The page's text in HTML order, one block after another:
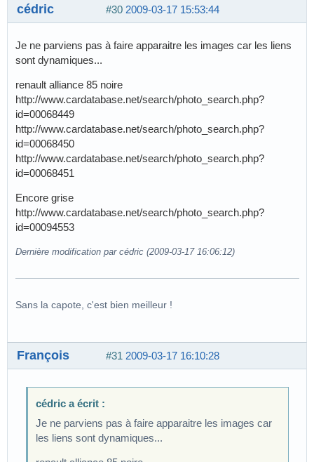
#30 2009-03-17 15:53:44
cédric
Je ne parviens pas à faire apparaitre les images car les liens
sont dynamiques...
renault alliance 85 noire
http://www.cardatabase.net/search/photo_search.php?
id=00068449
http://www.cardatabase.net/search/photo_search.php?
id=00068450
http://www.cardatabase.net/search/photo_search.php?
id=00068451
Encore grise
http://www.cardatabase.net/search/photo_search.php?
id=00094553
Dernière modification par cédric (2009-03-17 16:06:12)
Sans la capote, c'est bien meilleur !
#31 2009-03-17 16:10:28
François
cédric a écrit :
Je ne parviens pas à faire apparaitre les images car
les liens sont dynamiques...